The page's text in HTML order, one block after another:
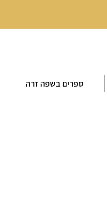
ספרים בשפה זרה